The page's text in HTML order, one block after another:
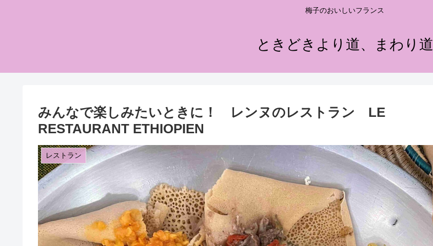
梅子のおいしいフランス
ときどきより道、まわり道
みんなで楽しみたいときに！ レンヌのレストラン LE
RESTAURANT ETHIOPIEN
レストラン